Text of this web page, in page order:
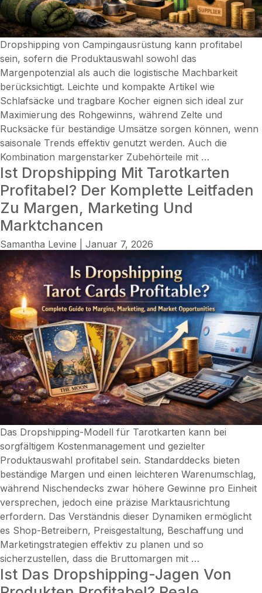
Dropshipping von Campingausrüstung kann profitabel
sein, sofern die Produktauswahl sowohl das
Margenpotenzial als auch die logistische Machbarkeit
berücksichtigt. Leichte und kompakte Artikel wie
Schlafsäcke und tragbare Kocher eignen sich ideal zur
Maximierung des Rohgewinns, während Zelte und
Rucksäcke für beständige Umsätze sorgen können, wenn
saisonale Trends effektiv genutzt werden. Auch die
Kombination margenstarker Zubehörteile mit …
von
saisonale
Trends,
Einblicke
in
Lieferanten
und
Strategien
Ist Dropshipping Mit Tarotkarten
Profitabel? Der Komplette Leitfaden
Zu Margen, Marketing Und
Marktchancen
Samantha Levine Januar 7, 2026
Das Dropshipping-Modell für Tarotkarten kann bei
sorgfältigem Kostenmanagement und gezielter
Produktauswahl profitabel sein. Standarddecks bieten
beständige Margen und einen leichteren Warenumschlag,
während Nischendecks zwar höhere Gewinne pro Einheit
versprechen, jedoch eine präzise Marktausrichtung
erfordern. Das Verständnis dieser Dynamiken ermöglicht
es Shop-Betreibern, Preisgestaltung, Beschaffung und
Marketingstrategien effektiv zu planen und so
sicherzustellen, dass die Bruttomargen mit …
Dropshipping
Ist Das Dropshipping-Jagen Von